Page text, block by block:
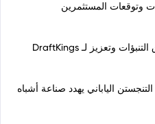
وتوقعات المستثمرين
الياباني يهدد صناعة أشباه